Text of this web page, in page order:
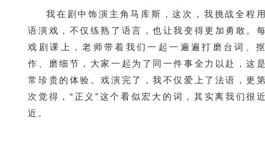
我在剧中饰演主角马库斯，这次，我挑战全程
语演戏，不仅练熟了语言，也让我变得更加勇敢。
戏剧课上，老师带着我们一起一遍遍打磨台词、
作、磨细节，大家一起为了同一件事全力以赴，这
常珍贵的体验。戏演完了，我不仅爱上了法语，更
次觉得，“正义”这个看似宏大的词，其实离我们很
近。